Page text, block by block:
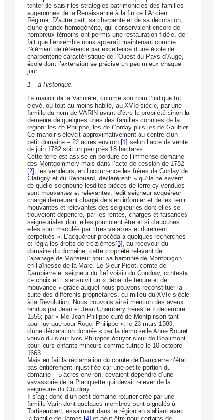
tenter de saisir les stratégies patrimoniales des familles
augeronnes de la Renaissance à la fin de l’Ancien
Régime. D’autre part, sa charpente et de sa décoration,
d’une grande homogénéité, qui conservaient encore de
nombreux témoins ont permis une restauration fidèle, de
fait que l’ensemble nous apparaît maintenant comme
l’élément de référence par excellence d’une école de
charpenterie caractéristique de l’Ouest du Pays d’Auge,
école dont l’extension se précise un peu mieux chaque
jour.
1 – a Historique.
Le manoir de la Varinière, comme son nom l’indique fut
élevé, ou tout au moins habité, au XVIe siècle, par une
famille du nom de VARIN avant d’être la propriété sinon la
demeure de quelques unes des familles connues de la
région: les de Philippe, les de Corday puis les de Gaultier.
Ce manoir s’élevait approximativement au centre d’un
petit domaine – 22 acres environ [1] selon l’acte de vente
de juin 1782 soit un peu près 18 hectares.
Cette terre est assise en bordure de l’immense domaine
des Montgommery mais dans l’acte de cession de 1782
[2] , les vendeurs, en l’occurrence les frères de Corday de
Glatigny et du Renouard, déclarèrent: « qu’ils ne savent
de quelle seigneurie lesdites pièces de terre cy vendues
sont mouvantes et relevantes, ledit seigneur acquéreur
chargé demeurant chargé de s’en informer et de les tenir
mouvantes et relevantes des seigneuries dont elles se
trouveront dépendre, par les rentes, charges et faisances
seigneuriales dont elles pourroient être et si d’aucunes
elles sont maculés par titres valables et durement
perpétués ». L’acquéreur procéda à quelques recherches
et régla les droits de treizièmes [3] , au receveur du
domaine du domaine, cette propriété relevant de
l’apanage de Monsieur pour sa baronnie de Montpinçon
en l’aînesse de la Mare. Le Sieur Picot, comte de
Dampierre et seigneur du fief voisin du Coudray, contesta
ce choix et il s’ensuivit un « débat de tenure et de
mouvance » grâce auquel nous pouvons reconstituer la
suite des différents propriétaires, du milieu du XVIe siècle
à la Révolution. Nous trouvons ainsi mention des aveux
rendus par Jean et Jean Chambéry frères le 2 décembre
1556; par « Me Jean Philippe curé de Montpinson tant
pour luy que pour Roger Philippe », le 23 mars 1580;
d’une déclaration donnée « par la demoiselle Anne Bouret
veuve du sieur Ives Philippes écuyer sieur de Beaumont
pour leurs enfants mineurs comme tutrice le 10 octobre
1663.
Mais en fait la réclamation du comte de Dampierre n’était
pas entièrement injustifiée car une petite portion du
domaine – 5 acres environ, devaient dépendre d’une
vavassorie de la Planquette qui devait relever de la
seigneurie du Coudray.
Il s’agit donc d’un petit domaine roturier créé par une
famille Varin dont quelques membres sont signalés à
Tortisambert, essaimant dans la région en s’alliant avec
la famille de James [4] et peut-être pour certains de